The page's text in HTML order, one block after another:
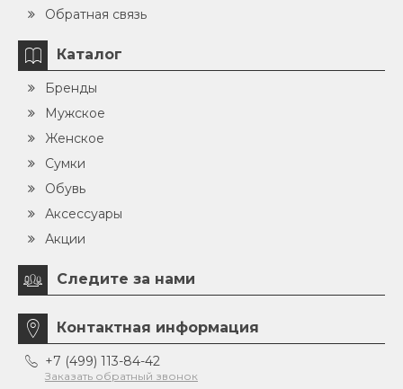
Обратная связь
Каталог
Бренды
Мужское
Женское
Сумки
Обувь
Аксессуары
Акции
Следите за нами
Контактная информация
+7 (499) 113-84-42
Заказать обратный звонок